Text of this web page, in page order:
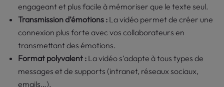
engageant et plus facile à mémoriser que le texte seul.
Transmission d’émotions : La vidéo permet de créer une
connexion plus forte avec vos collaborateurs en
transmettant des émotions.
Format polyvalent : La vidéo s’adapte à tous types de
messages et de supports (intranet, réseaux sociaux,
emails…).